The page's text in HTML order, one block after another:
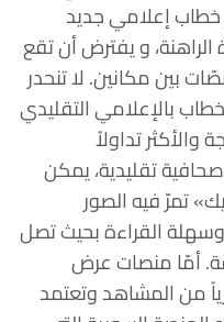
خطاب إعلامي جديد
و يفترض أن تقع
بين مكانين. لا تنحدر
بالإعلامي التقليدي
والأكثر تداولاً
تقليدية، يمكن
تمرّ فيه الصور
القراءة بحيث تصل
أمّا منصات عرض
من المشاهد وتعتمد